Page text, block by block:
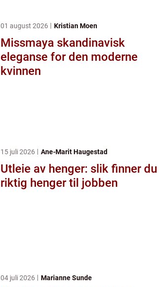
01 august 2026 Kristian Moen
Missmaya skandinavisk
eleganse for den moderne
kvinnen
15 juli 2026 Ane-Marit Haugestad
Utleie av henger: slik finner du
riktig henger til jobben
04 juli 2026 Marianne Sunde